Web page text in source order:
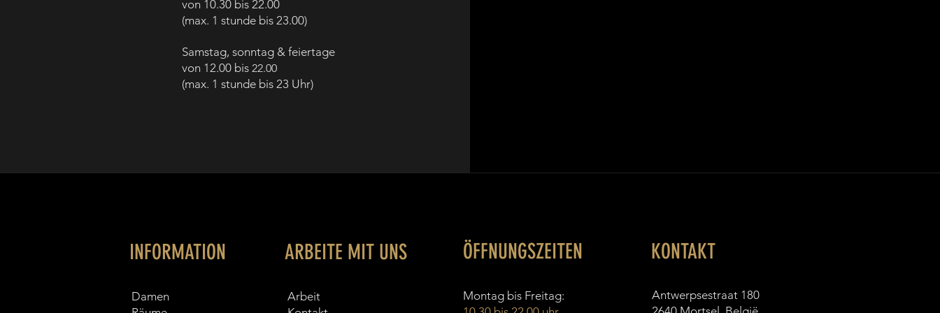
von 10.30 bis 22.00
(max. 1 stunde bis 23.00)
Samstag, sonntag & feiertage
von 12.00 bis 22.00
(max. 1 stunde bis 23 Uhr)
INFORMATION
Damen
ARBEITE MIT UNS
Arbeit
ÖFFNUNGSZEITEN
Montag bis Freitag:
KONTAKT
Antwerpsestraat 180